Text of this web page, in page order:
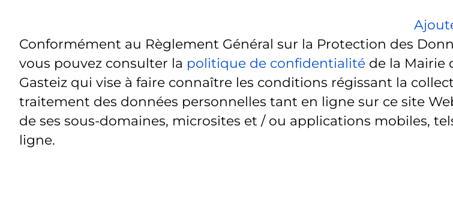
Conformément au Règlement Général sur la Protection des
vous pouvez consulter la politique de confidentialité de la Mairie
Gasteiz qui vise à faire connaître les conditions régissant la
traitement des données personnelles tant en ligne sur ce site
de ses sous-domaines, microsites et / ou applications mobiles,
ligne.